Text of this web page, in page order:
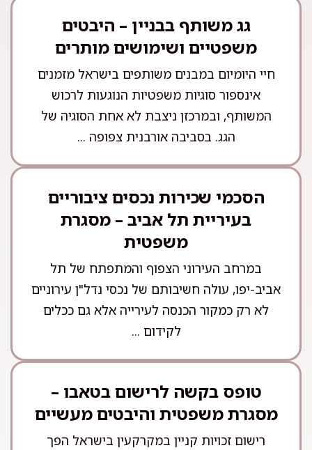
גג משותף בבניין – היבטים
משפטיים ושימושים מותרים
חיי היומיום במבנים משותפים בישראל מזמנים
אינספור סוגיות משפטיות הנוגעות לרכוש
המשותף, ובמרכזן ניצבת לא אחת הסוגיה של
הגג. בסביבה אורבנית צפופה ...
הסכמי שכירות נכסים ציבוריים
בעיריית תל אביב – מסגרת
משפטית
במרחב העירוני הצפוף והמתפתח של תל
אביב-יפו, עולה חשיבותם של נכסי נדל"ן עירוניים
לא רק כמקור הכנסה לעירייה אלא גם ככלים
לקידום ...
טופס בקשה לרישום בטאבו –
מסגרת משפטית והיבטים מעשיים
רישום זכויות קניין במקרקעין בישראל הפך